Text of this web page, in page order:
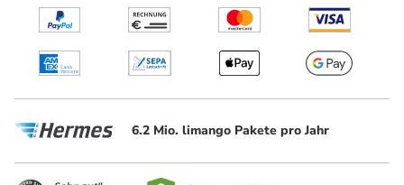
6.2 Mio. limango Pakete pro Jahr